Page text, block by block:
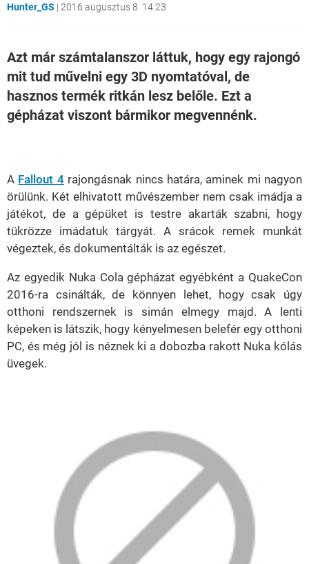
Hunter_GS | 2016 augusztus 8. 14:23
Azt már számtalanszor láttuk, hogy egy rajongó
mit tud művelni egy 3D nyomtatóval, de
hasznos termék ritkán lesz belőle. Ezt a
gépházat viszont bármikor megvennénk.
A Fallout 4rajongásnak nincs határa, aminek mi nagyon
örülünk. Két elhivatott művészember nem csak imádja a
játékot, de a gépüket is testre akarták szabni, hogy
tükrözze imádatuk tárgyát. A srácok remek munkát
végeztek, és dokumentálták is az egészet.
Az egyedik Nuka Cola gépházat egyébként a QuakeCon
2016-ra csinálták, de könnyen lehet, hogy csak úgy
otthoni rendszernek is simán elmegy majd. A lenti
képeken is látszik, hogy kényelmesen belefér egy otthoni
PC, és még jól is néznek ki a dobozba rakott Nuka kólás
üvegek.